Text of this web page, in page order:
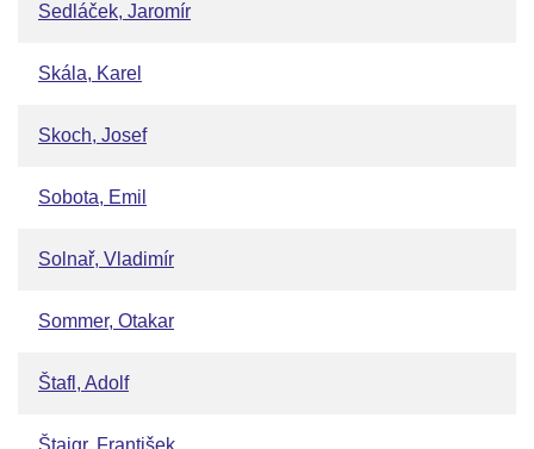
Sedláček, Jaromír
Skála, Karel
Skoch, Josef
Sobota, Emil
Solnař, Vladimír
Sommer, Otakar
Štafl, Adolf
Štajgr, František